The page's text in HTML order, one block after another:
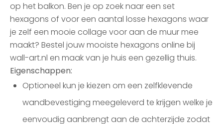
op het balkon. Ben je op zoek naar een set
hexagons of voor een aantal losse hexagons waar
je zelf een mooie collage voor aan de muur mee
maakt? Bestel jouw mooiste hexagons online bij
wall-art.nl en maak van je huis een gezellig thuis.
Eigenschappen:
Optioneel kun je kiezen om een zelfklevende
wandbevestiging meegeleverd te krijgen welke je
eenvoudig aanbrengt aan de achterzijde zodat